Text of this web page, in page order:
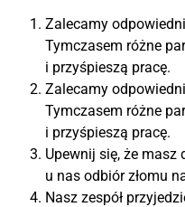
Zalecamy
Tymczasem różne
i przyśpieszą pracę.
Zalecamy
Tymczasem różne
i przyśpieszą pracę.
Upewnij się, że
u nas odbiór złomu
Nasz zespół